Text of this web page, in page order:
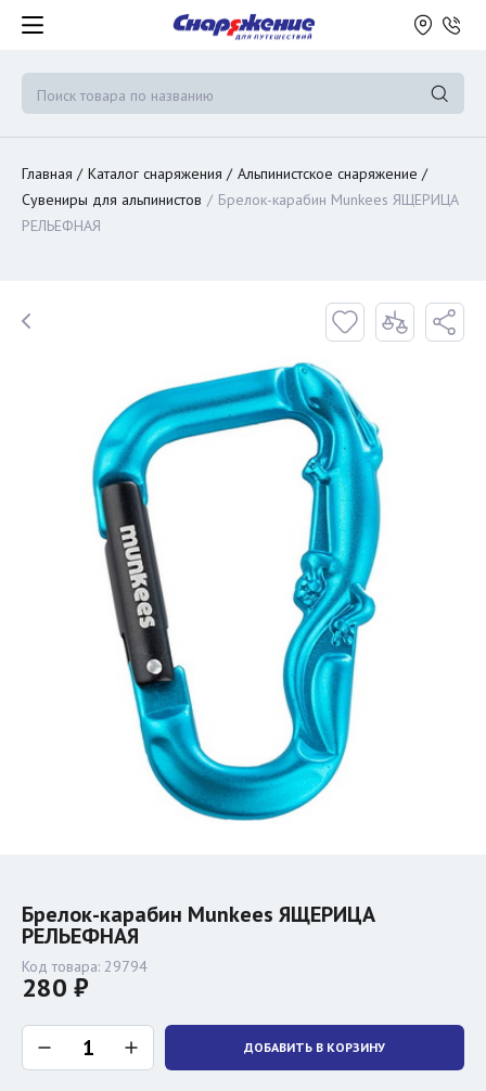
Главная Каталог снаряжения
Альпинистское снаряжение
Сувениры для альпинистов
Брелок-карабин Munkees ЯЩЕРИЦА
РЕЛЬЕФНАЯ
Брелок-карабин Munkees ЯЩЕРИЦА
РЕЛЬЕФНАЯ
Код товара: 29794
280 ₽
ДОБАВИТЬ В КОРЗИНУ